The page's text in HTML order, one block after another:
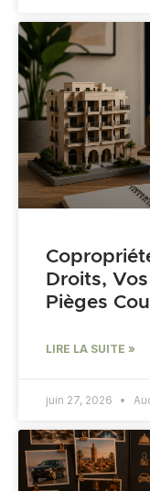
Droits,
Pièges
LIRE LA SUITE »
juin 27, 2026